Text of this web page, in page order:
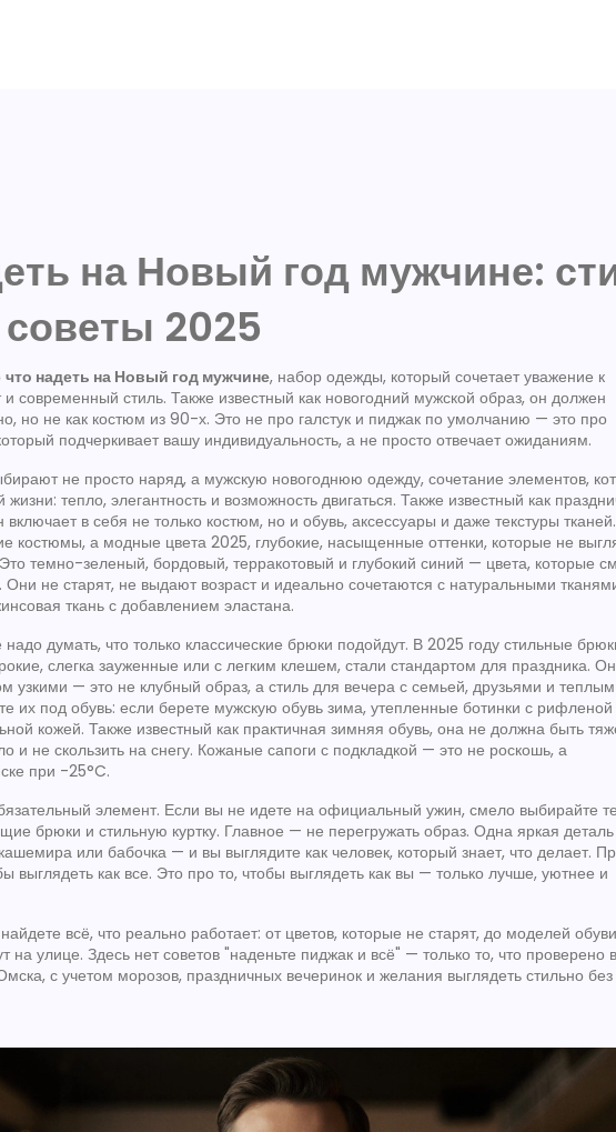
на Новый год мужчине:
советы 2025
что надеть на Новый год мужчине, набор одежды, который сочетает уважение к
современный стиль. Также известный как новогодний мужской образ, он должен
но не как костюм из 90-х. Это не про галстук и пиджак по умолчанию — это про
подчеркивает вашу индивидуальность, а не просто отвечает ожиданиям.
не просто наряд, а мужскую новогоднюю одежду, сочетание элементов,
тепло, элегантность и возможность двигаться. Также известный как
включает в себя не только костюм, но и обувь, аксессуары и даже текстуры
костюмы, а модные цвета 2025, глубокие, насыщенные оттенки, которые не
темно-зеленый, бордовый, терракотовый и глубокий синий — цвета, которые
Они не старят, не выдают возраст и идеально сочетаются с натуральными
ткань с добавлением эластана.
думать, что только классические брюки подойдут. В 2025 году стильные
слегка зауженные или с легким клешем, стали стандартом для праздника.
узкими — это не клубный образ, а стиль для вечера с семьей, друзьями и теплым
их под обувь: если берете мужскую обувь зима, утепленные ботинки с рифленой
кожей. Также известный как практичная зимняя обувь, она не должна быть
и не скользить на снегу. Кожаные сапоги с подкладкой — это не роскошь, а
при -25°C.
элемент. Если вы не идете на официальный ужин, смело выбирайте
брюки и стильную куртку. Главное — не перегружать образ. Одна яркая
или бабочка — и вы выглядите как человек, который знает, что делает.
выглядеть как все. Это про то, чтобы выглядеть как вы — только лучше, уютнее и
всё, что реально работает: от цветов, которые не старят, до моделей
на улице. Здесь нет советов "наденьте пиджак и всё" — только то, что проверено в
с учетом морозов, праздничных вечеринок и желания выглядеть стильно